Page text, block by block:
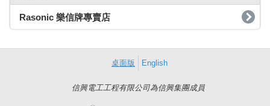
Rasonic 樂信牌專賣店
桌面版 English
信興電工工程有限公司為信興集團成員